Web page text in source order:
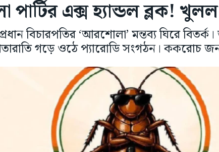
এক্স হ্যান্ডল ব্লক!
প্রধান বিচারপতির ‘আরশোলা’ মন্তব্য ঘিরে
গড়ে ওঠে প্যারোডি সংগঠন। ককরোচ